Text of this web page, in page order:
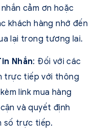
cảm ơn hoặc
khách hàng nhớ đến
lại trong tương lai.
Nhắn: Đối với các
trực tiếp với thông
link mua hàng
và quyết định
số trực tiếp.